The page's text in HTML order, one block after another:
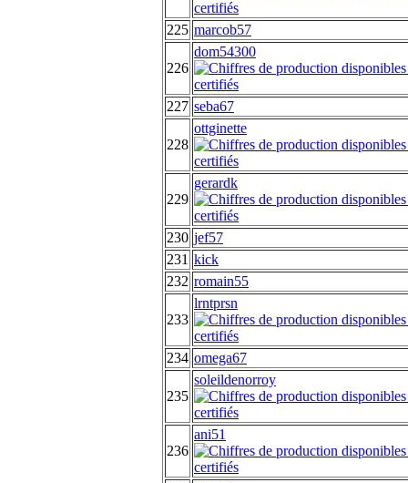
225 marcob57
226
dom54300
227 seba67
228
ottginette
229
gerardk
230 jef57
231 kick
232 romain55
233
lrntprsn
234 omega67
235
soleildenorroy
236
ani51